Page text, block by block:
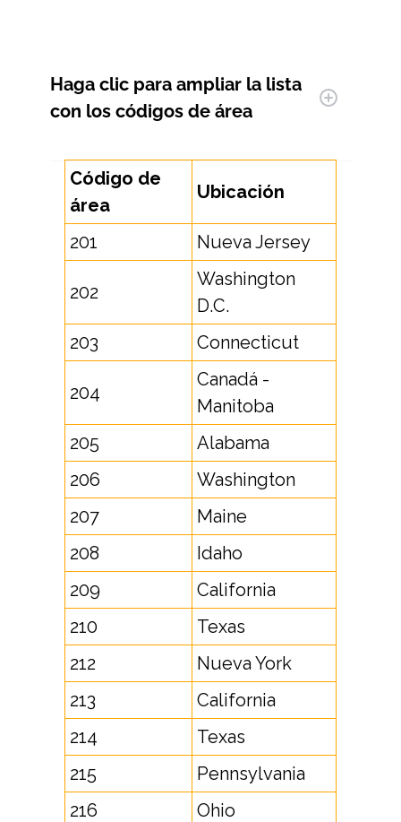
Haga clic para ampliar la lista
con los códigos de área
Código de
área
Ubicación
201 Nueva Jersey
202
Washington
D.C.
203
Connecticut
204
Canadá -
Manitoba
205
Alabama
206
Washington
207
Maine
208
Idaho
209
California
210
Texas
212
Nueva York
213
California
214
Texas
215
Pennsylvania
216
Ohio